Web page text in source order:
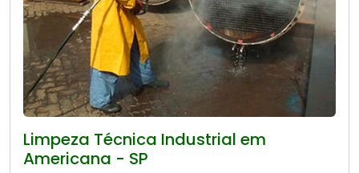
Limpeza Técnica Industrial em
Americana - SP